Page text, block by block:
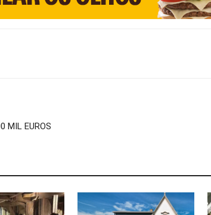
MIL EUROS